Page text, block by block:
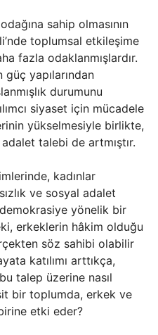
sahip olmasının
toplumsal etkileşime
fazla odaklanmışlardır.
yapılarından
durumunu
siyaset için mücadele
yükselmesiyle birlikte,
talebi de artmıştır.
kadınlar
ve sosyal adalet
demokrasiye yönelik bir
erkeklerin hâkim olduğu
söz sahibi olabilir
katılımı arttıkça,
talep üzerine nasıl
bir toplumda, erkek ve
etki eder?